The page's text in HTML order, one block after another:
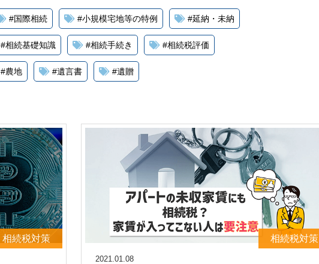
#国際相続 #小規模宅地等の特例 #延納・未納
#相続基礎知識 #相続手続き #相続税評価
#農地 #遺言書 #遺贈
相続税対策 相続税対策
2021.01.08